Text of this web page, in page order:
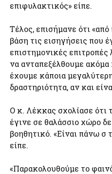
επιφυλακτικός» είπε.
Τέλος, επισήμανε ότι
βάση τις εισηγήσεις που
επιστημονικές
να ανταπεξέλθουμε
έχουμε κάποια
δραστηριότητα, αν και
Ο κ. Λέκκας σχολίασε ότι
έγινε σε θαλάσσιο χώρο
βοηθητικό. «Είναι πάνω σ
είπε.
«Παρακολουθούμε το